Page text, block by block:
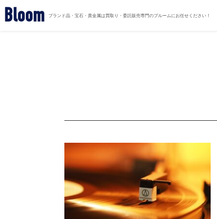
Bloom ブランド品・宝石・貴金属は買取り・委託販売専門のブルームにお任せください！